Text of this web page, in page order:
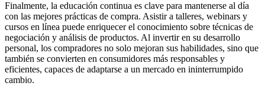
Finalmente, la educación continua es clave para mantenerse al día
con las mejores prácticas de compra. Asistir a talleres, webinars y
cursos en línea puede enriquecer el conocimiento sobre técnicas de
negociación y análisis de productos. Al invertir en su desarrollo
personal, los compradores no solo mejoran sus habilidades, sino que
también se convierten en consumidores más responsables y
eficientes, capaces de adaptarse a un mercado en ininterrumpido
cambio.